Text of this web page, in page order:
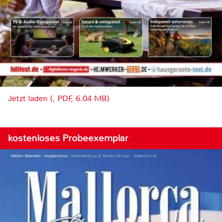
Jetzt laden (, PDF, 6.04 MB)
kostenloses Probeexemplar